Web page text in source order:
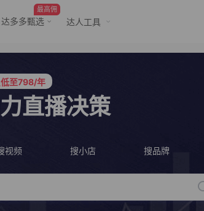
最高佣
达多多甄选 达人工具
头部客户
低至798/年
头部客户
直播决策
视频 搜小店 搜品牌